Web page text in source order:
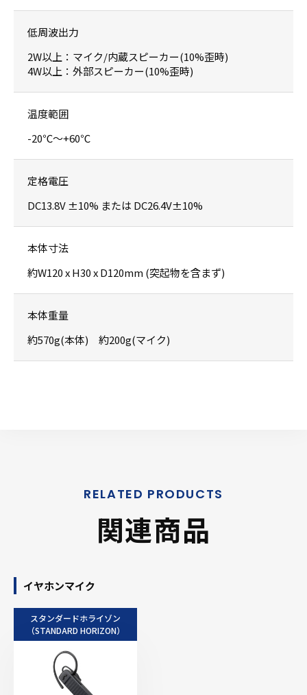
低周波出力
2W以上：マイク/内蔵スピーカー(10%歪時)
4W以上：外部スピーカー(10%歪時)
温度範囲
-20℃～+60℃
定格電圧
DC13.8V ±10% または DC26.4V±10%
本体寸法
約W120 x H30 x D120mm (突起物を含まず)
本体重量
約570g(本体) 約200g(マイク)
関連商品
イヤホンマイク
スタンダードホライゾン
（STANDARD HORIZON）